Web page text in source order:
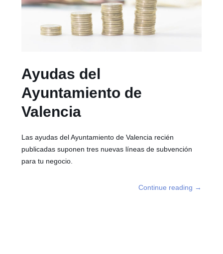
Ayudas del
Ayuntamiento de
Valencia
Las ayudas del Ayuntamiento de Valencia recién
publicadas suponen tres nuevas líneas de subvención
para tu negocio.
Continue reading →